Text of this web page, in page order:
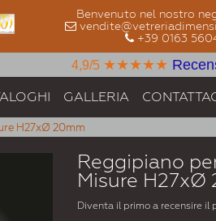
Benvenuto nel nostro
+39 0163
4,9/5 ★★★★★
GALLERIA
H27xØ 20mm
Reggipiano
Misure H27xØ
Diventa il primo a recensire il